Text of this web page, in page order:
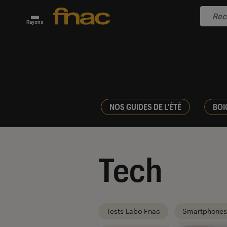
Rayons
NOS GUIDES DE L'ÉTÉ
Tech
Tests Labo Fnac Smartphones